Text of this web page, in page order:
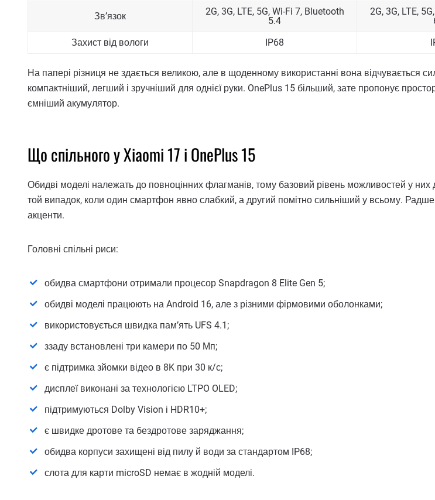
Зв’язок
2G, 3G, LTE, 5G, Wi-Fi 7, Bluetooth
5.4
2G, 3G, LTE,
Захист від вологи
IP68
На папері різниця не здається великою, але в щоденному використанні вона відчувається
компактніший, легший і зручніший для однієї руки. OnePlus 15 більший, зате пропонує
ємніший акумулятор.
Що спільного у Xiaomi 17 і OnePlus 15
Обидві моделі належать до повноцінних флагманів, тому базовий рівень можливостей у
той випадок, коли один смартфон явно слабкий, а другий помітно сильніший у всьому. Радше
акценти.
Головні спільні риси:
обидва смартфони отримали процесор Snapdragon 8 Elite Gen 5;
обидві моделі працюють на Android 16, але з різними фірмовими оболонками;
використовується швидка пам’ять UFS 4.1;
ззаду встановлені три камери по 50 Мп;
є підтримка зйомки відео в 8K при 30 к/с;
дисплеї виконані за технологією LTPO OLED;
підтримуються Dolby Vision і HDR10+;
є швидке дротове та бездротове заряджання;
обидва корпуси захищені від пилу й води за стандартом IP68;
слота для карти microSD немає в жодній моделі.